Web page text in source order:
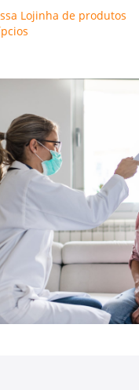
Lojinha de produtos